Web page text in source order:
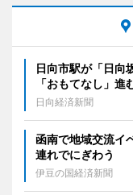
日向市駅が「日
「おもてなし」進
日向経済新聞
函南で地域交流
連れでにぎわう
伊豆の国経済新聞